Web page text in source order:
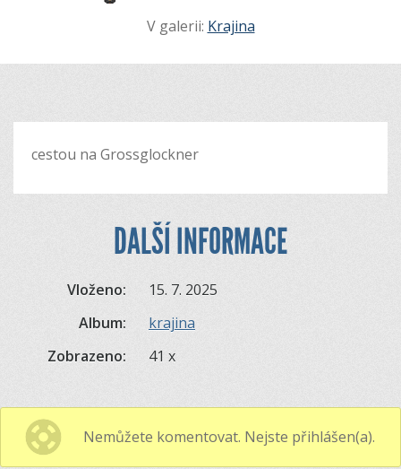
V galerii: Krajina
cestou na Grossglockner
DALŠÍ INFORMACE
Vloženo:
15. 7. 2025
Album:
krajina
Zobrazeno:
41 x
Nemůžete komentovat. Nejste přihlášen(a).